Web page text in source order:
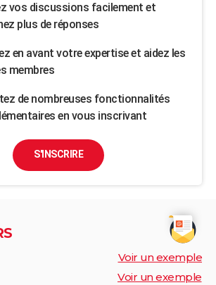
vos discussions facilement et
plus de réponses
en avant votre expertise et aidez les
membres
de nombreuses fonctionnalités
en vous inscrivant
S'INSCRIRE
Voir un exemple
Voir un exemple